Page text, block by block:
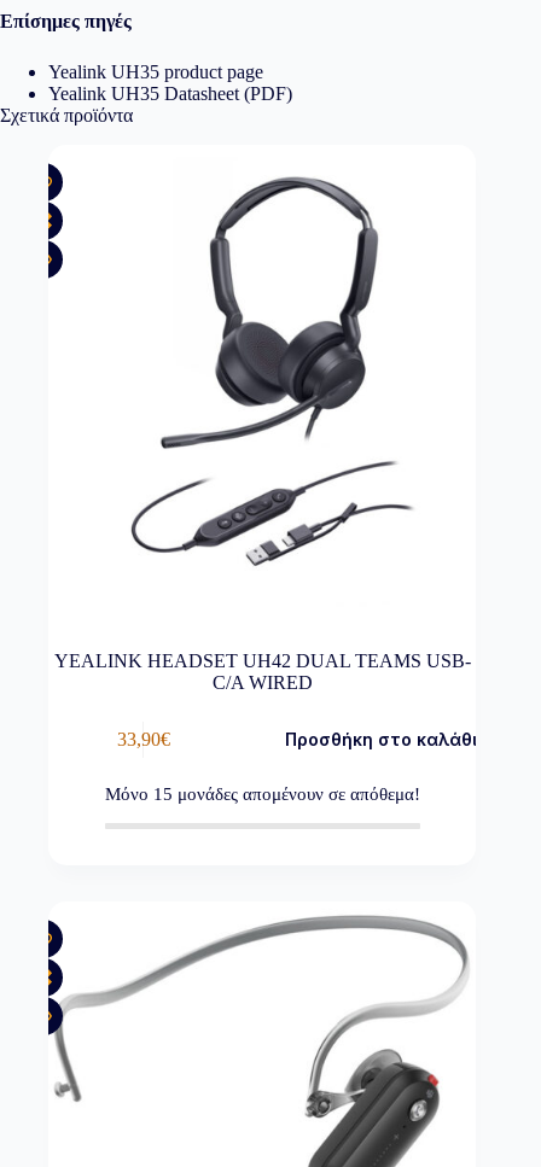
Επίσημες πηγές
Yealink UH35 product page
Yealink UH35 Datasheet (PDF)
Σχετικά προϊόντα
YEALINK HEADSET UH42 DUAL TEAMS USB-
C/A WIRED
33,90€ Προσθήκη στο καλάθι
Μόνο 15 μονάδες απομένουν σε απόθεμα!